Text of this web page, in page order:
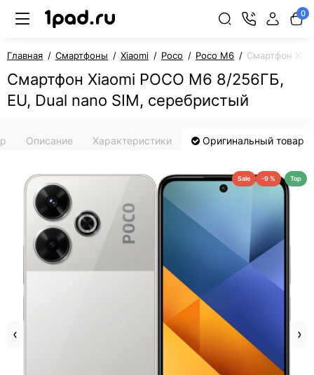
0
Главная Смартфоны Xiaomi Poco Poco M6 Смартфон
Смартфон Xiaomi POCO M6 8/256ГБ,
EU, Dual nano SIM, серебристый
Описание Характеристики Оригинальный товар
Sale -9 % Top